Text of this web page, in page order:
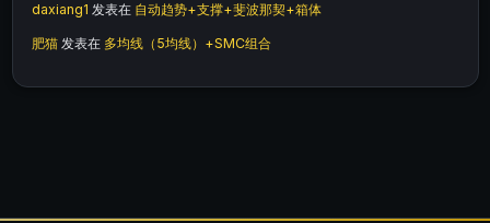
daxiang1 发表在 自动趋势+支撑+斐波那契+箱体
肥猫 发表在 多均线（5均线）+SMC组合